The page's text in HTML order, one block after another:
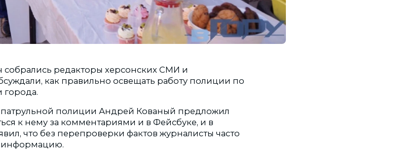
собрались редакторы херсонских СМИ и
как правильно освещать работу полиции по
города.
полиции Андрей Кованый предложил
к нему за комментариями и в Фейсбуке, и в
что без перепроверки фактов журналисты часто
информацию.